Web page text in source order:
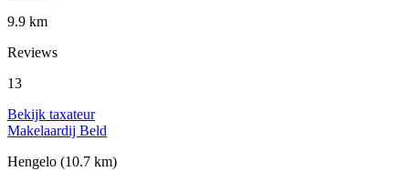
9.9 km
Reviews
13
Bekijk taxateur
Makelaardij Beld
Hengelo (10.7 km)